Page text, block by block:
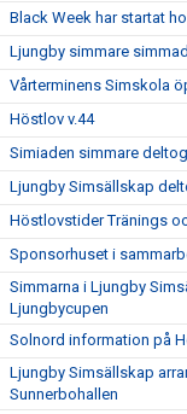
Black Week har startat
Ljungby simmare
Vårterminens Simskola
Höstlov v.44
Simiaden simmare
Ljungby Simsällskap
Höstlovstider Tränings
Sponsorhuset i
Simmarna i Ljungby
Ljungbycupen
Solnord information på
Ljungby Simsällskap
Sunnerbohallen